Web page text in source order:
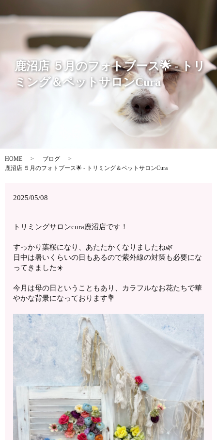
鹿沼店 ５月のフォトブース🌟 - トリ
ミング＆ペットサロンCura
HOME
ブログ
鹿沼店 ５月のフォトブース🌟 - トリミング＆ペットサロンCura
2025/05/08
トリミングサロンcura鹿沼店です！
すっかり葉桜になり、あたたかくなりましたね🌿
日中は暑いくらいの日もあるので紫外線の対策も必要にな
ってきました☀️
今月は母の日ということもあり、カラフルなお花たちで華
やかな背景になっております💐